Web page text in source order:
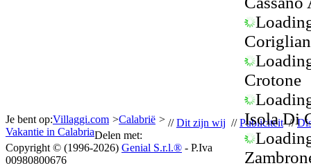
Crotone
Isola Di
Je bent op:Villaggi.com >Calabrië >
Vakantie in Calabria
//Dit zijn wij //Publiciteit//
Delen met:
Copyright © (1996-2026) Genial S.r.l.® - P.Iva
00980800676